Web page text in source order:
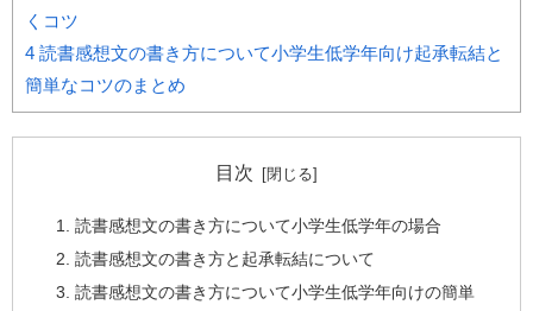
くコツ
4 読書感想文の書き方について小学生低学年向け起承転結と
簡単なコツのまとめ
目次
読書感想文の書き方について小学生低学年の場合
読書感想文の書き方と起承転結について
読書感想文の書き方について小学生低学年向けの簡単